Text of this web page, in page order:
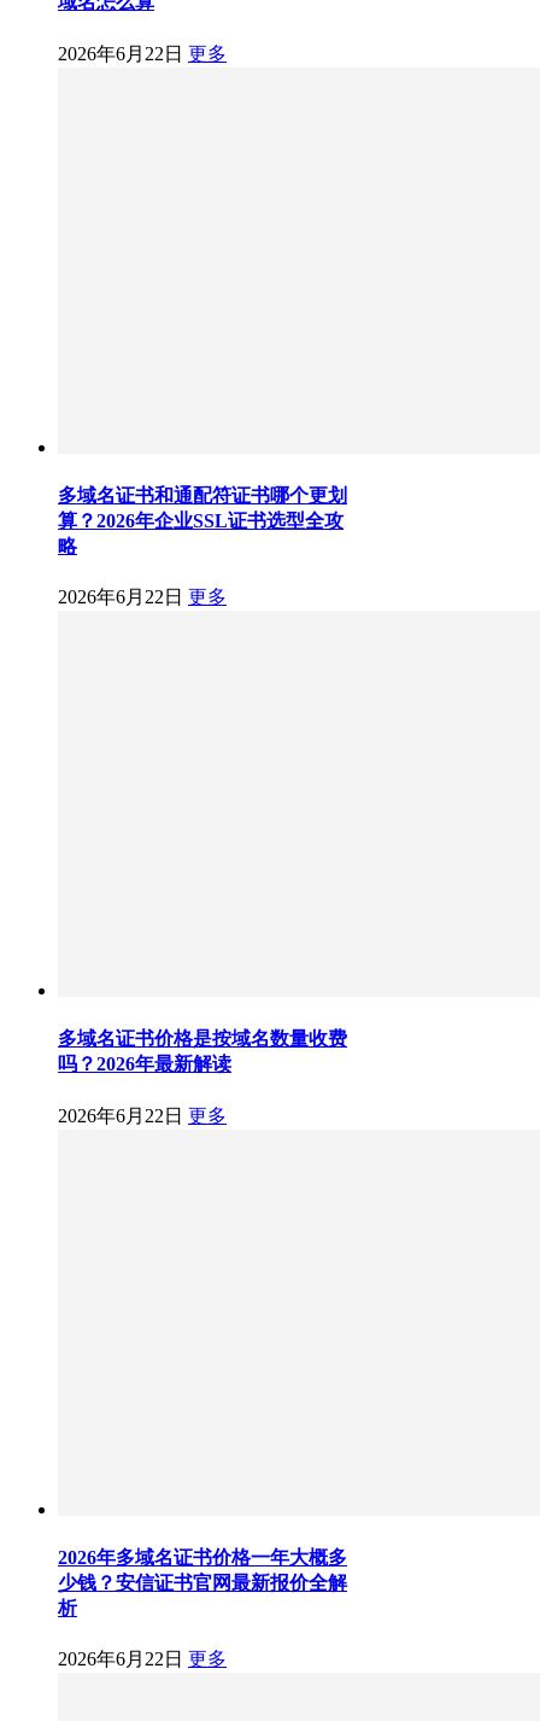
2026年6月22日 更多
多域名证书和通配符证书哪个更划
算？2026年企业SSL证书选型全攻
略
2026年6月22日 更多
多域名证书价格是按域名数量收费
吗？2026年最新解读
2026年6月22日 更多
2026年多域名证书价格一年大概多
少钱？安信证书官网最新报价全解
析
2026年6月22日 更多